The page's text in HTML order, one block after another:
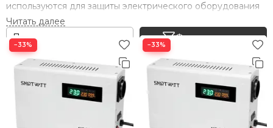
используются для защиты электрического оборудования
от перепадов напряжения в сети, которые могут привести
к неисправностям и повреждениям.
Основные характеристики и принцип работы
стабилизаторов напряжения:
Регулирование напряжения
: Стабилизаторы
обеспечивают постоянный уровень напряжения на
выходе, независимо от изменений входного
Фильтр товаров
−33% −33%